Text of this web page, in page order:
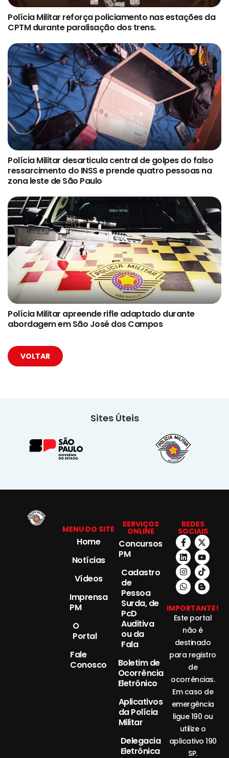
Polícia Militar reforça policiamento nas estações da
CPTM durante paralisação dos trens.
Polícia Militar desarticula central de golpes do falso
ressarcimento do INSS e prende quatro pessoas na
zona leste de São Paulo
Polícia Militar apreende rifle adaptado durante
abordagem em São José dos Campos
VOLTAR
Sites Úteis
MENU DO SITE
Home
Notícias
Vídeos
Imprensa
PM
O
Portal
Fale
Conosco
SERVIÇOS
ONLINE
Concursos
PM
Cadastro
de
Pessoa
Surda, de
PcD
Auditiva
ou da
Fala
Boletim de
Ocorrência
Eletrônico
Aplicativos
da Polícia
Militar
Delegacia
Eletrônica
REDES
SOCIAIS
IMPORTANTE!
Este portal
não é
destinado
para registro
de
ocorrências.
Em caso de
emergência
ligue 190 ou
utilize o
aplicativo 190
SP.